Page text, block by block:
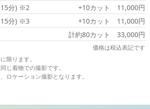
15分) ※2
+10カット 11,000円
15分) ※3
+10カット 11,000円
計約80カット 33,000円
価格は税込表記です
限ります。
じ着物での撮影です。
ロケーション撮影となります。